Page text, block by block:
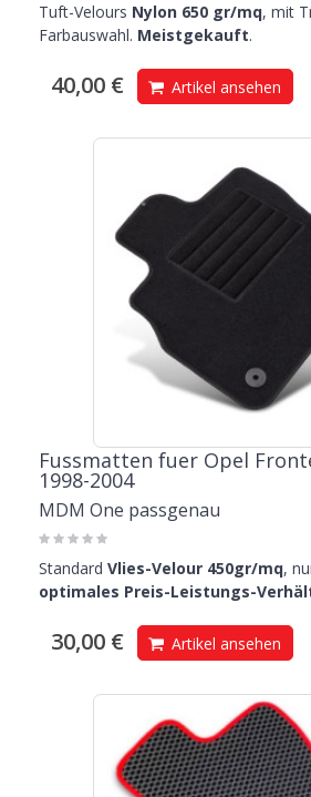
Tuft-Velours Nylon 650 gr/mq, mit
Farbauswahl. Meistgekauft.
40,00 € Artikel ansehen
Fussmatten fuer Opel
1998-2004
MDM One passgenau
Standard Vlies-Velour 450gr/mq,
optimales Preis-Leistungs-
30,00 € Artikel ansehen